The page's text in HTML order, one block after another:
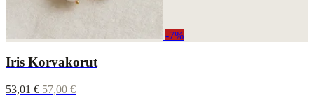
-7%
Iris Korvakorut
53,01 € 57,00 €